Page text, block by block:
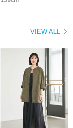
VIEW ALL